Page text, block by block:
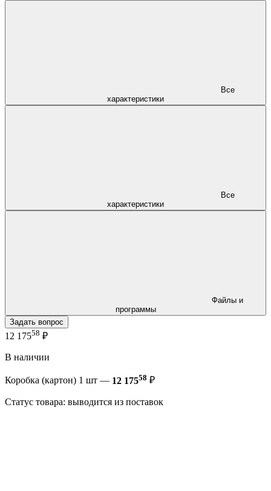
характеристики
характеристики
программы
Задать вопрос
12 17558 ₽
В наличии
Коробка (картон) 1 шт — 12 17558 ₽
Статус товара: выводится из поставок